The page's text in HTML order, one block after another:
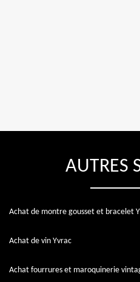
AUTRES
Achat de montre gousset et bracelet
Achat de vin Yvrac
Achat fourrures et maroquinerie